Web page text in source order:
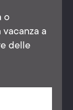
o
a
delle